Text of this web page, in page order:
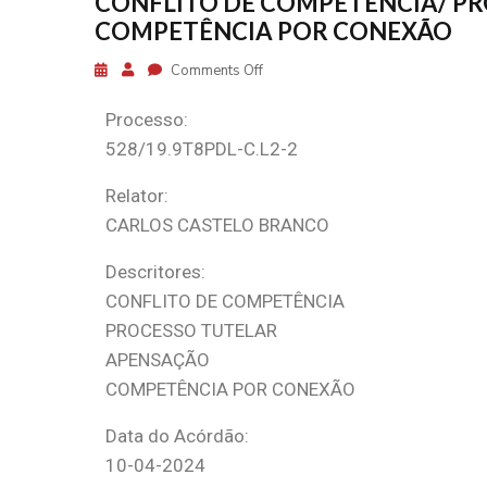
COMPETÊNCIA POR CONEXÃO
Comments Off
Processo:
528/19.9T8PDL-C.L2-2
Relator:
CARLOS CASTELO BRANCO
Descritores:
CONFLITO DE COMPETÊNCIA
PROCESSO TUTELAR
APENSAÇÃO
COMPETÊNCIA POR CONEXÃO
Data do Acórdão:
10-04-2024